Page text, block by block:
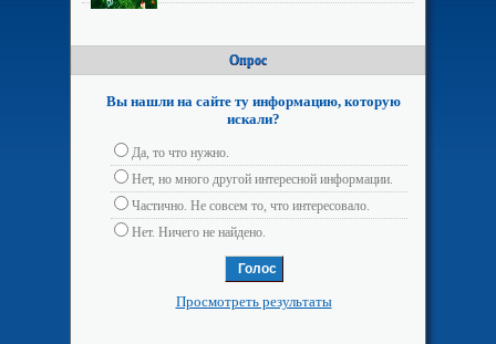
Опрос
Вы нашли на сайте ту информацию, которую
искали?
Да, то что нужно.
Нет, но много другой интересной информации.
Частично. Не совсем то, что интересовало.
Нет. Ничего не найдено.
Просмотреть результаты